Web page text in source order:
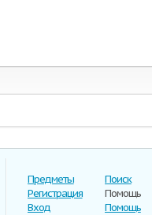
Предметы
Регистрация
Вход
Поиск
Помощь
Помощь